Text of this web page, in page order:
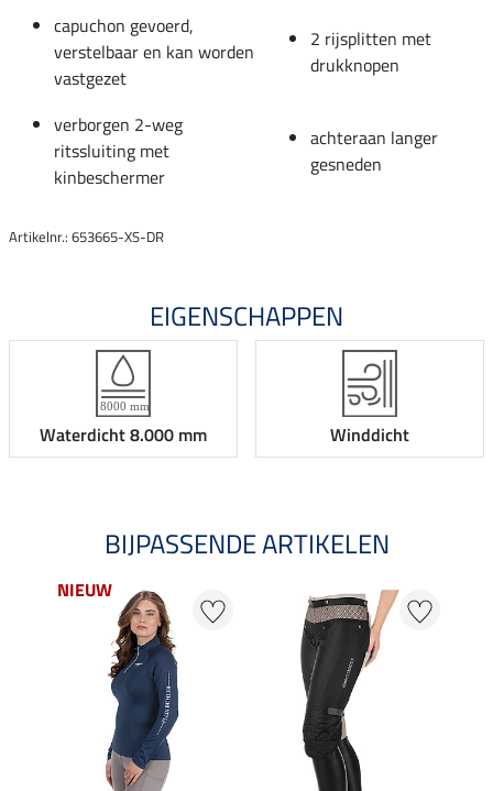
capuchon gevoerd,
verstelbaar en kan worden
vastgezet
2 rijsplitten met
drukknopen
verborgen 2-weg
ritssluiting met
kinbeschermer
achteraan langer
gesneden
Artikelnr.: 653665-XS-DR
EIGENSCHAPPEN
Waterdicht 8.000 mm Winddicht
BIJPASSENDE ARTIKELEN
NIEUW